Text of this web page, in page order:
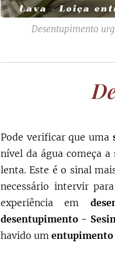
Desentupimento
Pode verificar que uma
nível da água começa
lenta. Este é o sinal
necessário intervir
experiência em
desentupimento -
havido um entupimento